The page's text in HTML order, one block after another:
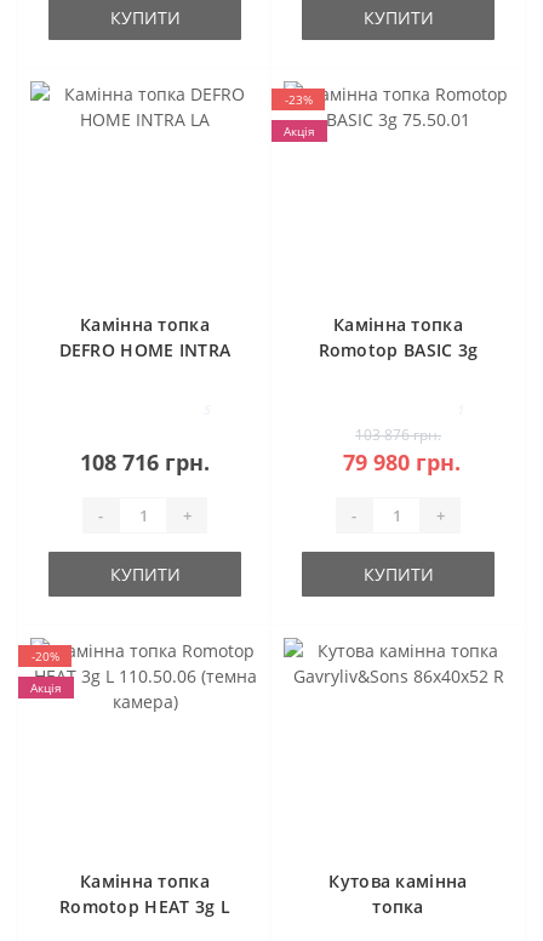
КУПИТИ КУПИТИ
Камінна топка
DEFRO HOME INTRA
108 716 грн.
- +
КУПИТИ
-23%
Акція
Камінна топка
Romotop BASIC 3g
103 876 грн.
79 980 грн.
- +
КУПИТИ
-20%
Акція
Камінна топка
Romotop HEAT 3g L
Кутова камінна
топка